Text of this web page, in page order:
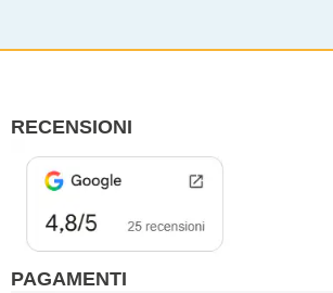
b
a
RECENSIONI
PAGAMENTI